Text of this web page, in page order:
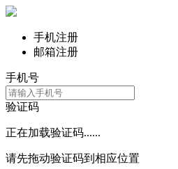
手机注册
邮箱注册
手机号
验证码
正在加载验证码......
请先拖动验证码到相应位置